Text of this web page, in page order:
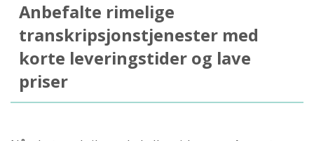
Anbefalte rimelige
transkripsjonstjenester med
korte leveringstider og lave
priser